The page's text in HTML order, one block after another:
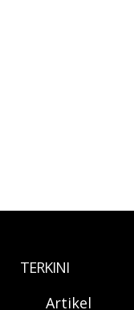
TERKINI
Artikel